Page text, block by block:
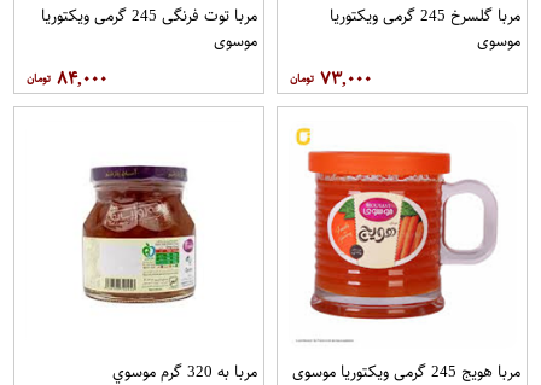
مربا گلسرخ 245 گرمی ویکتوریا
موسوی
۷۳,۰۰۰
مربا توت فرنگی 245 گرمی ویکتوریا
موسوی
۸۴,۰۰۰
مربا هویج 245 گرمی ویکتوریا موسوی مربا به 320 گرم موسوي